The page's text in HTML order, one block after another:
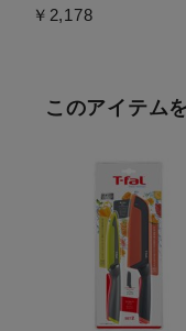
￥2,178
このアイテム